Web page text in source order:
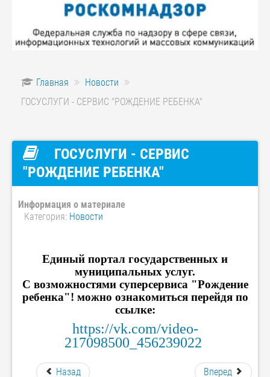
Главная
Новости
ГОСУСЛУГИ - СЕРВИС "РОЖДЕНИЕ РЕБЕНКА"
ГОСУСЛУГИ - СЕРВИС
"РОЖДЕНИЕ РЕБЕНКА"
Информация о материале
Категория: Новости
Единый портал государственных и
муниципальных услуг.
С возможностями суперсервиса "Рождение
ребенка"! можно ознакомиться перейдя по
ссылке:
https://vk.com/video-
217098500_456239022
Назад Вперед